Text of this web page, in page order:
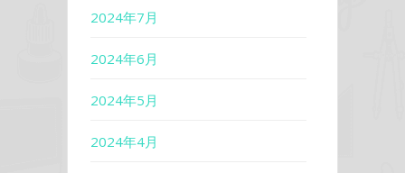
2024年7月
2024年6月
2024年5月
2024年4月